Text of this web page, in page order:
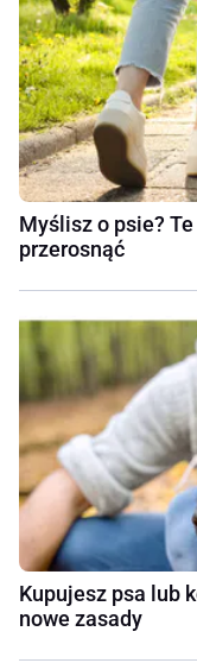
Myślisz o psie?
przerosnąć
Kupujesz psa lub
nowe zasady